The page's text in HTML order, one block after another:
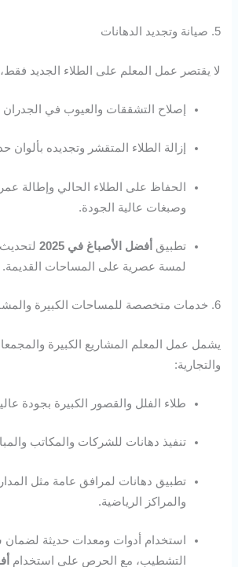
5. صيانة وتجديد الدهانات
لا يقتصر عمل المعلم على الطلاء الجديد
إصلاح التشققات والعيوب في الجدران
إزالة الطلاء المتقشر وتجديده بألوان
الحفاظ على الطلاء الحالي وإطالة
وصبغات عالية الجودة.
تطبيق أفضل الأصباغ في 2025
لمسة عصرية على المساحات القديمة.
6. خدمات متخصصة للمساحات الكبيرة والمشاريع الضخمة
يشمل عمل المعلم المشاريع الكبيرة
والتجارية:
طلاء الفلل والقصور الكبيرة بجودة
تنفيذ دهانات للشركات والمكاتب
تطبيق دهانات لمرافق عامة مثل
والمراكز الرياضية.
استخدام أدوات ومعدات حديثة لضمان
التشطيب، مع الحرص على استخدام